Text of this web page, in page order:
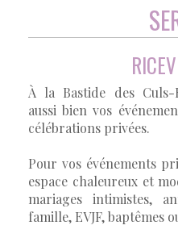
À la Bastide des Culs-
aussi bien vos
célébrations privées.
Pour vos événements
espace chaleureux et
mariages intimistes,
famille, EVJF, baptêmes